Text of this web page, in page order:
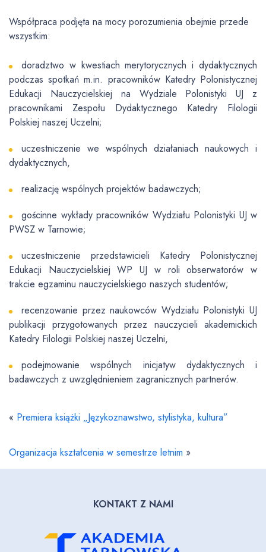
Współpraca podjęta na mocy porozumienia obejmie przede
wszystkim:
doradztwo w kwestiach merytorycznych i dydaktycznych
podczas spotkań m.in. pracowników Katedry Polonistycznej
Edukacji Nauczycielskiej na Wydziale Polonistyki UJ z
pracownikami Zespołu Dydaktycznego Katedry Filologii
Polskiej naszej Uczelni;
uczestniczenie we wspólnych działaniach naukowych i
dydaktycznych,
realizację wspólnych projektów badawczych;
gościnne wykłady pracowników Wydziału Polonistyki UJ w
PWSZ w Tarnowie;
uczestniczenie przedstawicieli Katedry Polonistycznej
Edukacji Nauczycielskiej WP UJ w roli obserwatorów w
trakcie egzaminu nauczycielskiego naszych studentów;
recenzowanie przez naukowców Wydziału Polonistyki UJ
publikacji przygotowanych przez nauczycieli akademickich
Katedry Filologii Polskiej naszej Uczelni,
podejmowanie wspólnych inicjatyw dydaktycznych i
badawczych z uwzględnieniem zagranicznych partnerów.
« Premiera książki „Językoznawstwo, stylistyka, kultura”
Organizacja kształcenia w semestrze letnim »
KONTAKT Z NAMI